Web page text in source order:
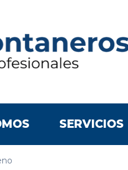
SERVICIOS